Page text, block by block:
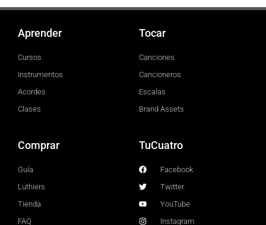
Aprender
Cursos
Instrumentos
Acordes
Clases
Tocar
Canciones
Cancioneros
Escalas
Brand Assets
Comprar
Guía
Luthiers
Tienda
FAQ
TuCuatro
Facebook
Twitter
YouTube
Instagram